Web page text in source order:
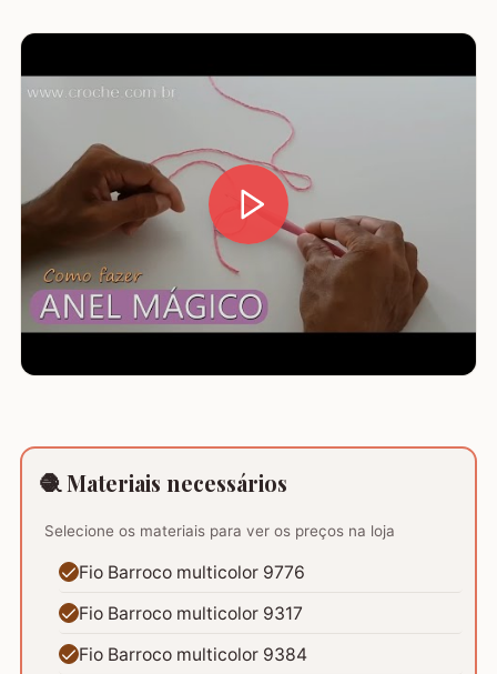
🧶 Materiais necessários
Selecione os materiais para ver os preços na loja
Fio Barroco multicolor 9776
Fio Barroco multicolor 9317
Fio Barroco multicolor 9384